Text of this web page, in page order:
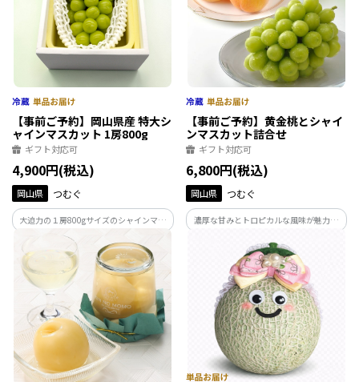
【事前ご予約】岡山県産 特大シ
ャインマスカット 1房800g
ギフト対応可
4,900円(税込)
岡山県 つむぐ
大迫力の１房800gサイズのシャインマス
カット。食べ応えのあるシャインマスカ
ットをお楽しみください。【お届け時
期：8月26日～9月中旬】
【事前ご予約】黄金桃とシャイ
ンマスカット詰合せ
ギフト対応可
6,800円(税込)
岡山県 つむぐ
濃厚な甘みとトロピカルな風味が魅力の
詰合せたギフトです。【お届け時期：8月
下旬～9月上旬】